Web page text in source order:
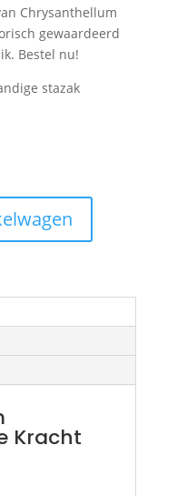
Chrysanthellum
gewaardeerd
Bestel nu!
stazak
Kracht